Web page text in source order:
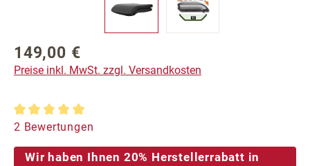
Regulärer Preis:
149,00 €
Preise inkl. MwSt. zzgl. Versandkosten
Durchschnittliche Bewertung von 5 von 5 Sternen
2 Bewertungen
Wir haben Ihnen 20% Herstellerrabatt in